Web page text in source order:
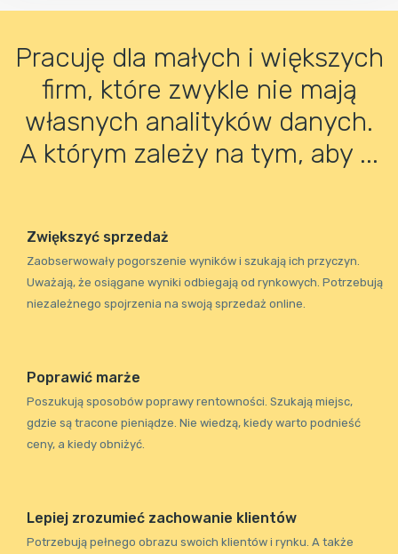
Pracuję dla małych i większych
firm, które zwykle nie mają
własnych analityków danych.
A którym zależy na tym, aby ...
Zwiększyć sprzedaż
Zaobserwowały pogorszenie wyników i szukają ich przyczyn.
Uważają, że osiągane wyniki odbiegają od rynkowych. Potrzebują
niezależnego spojrzenia na swoją sprzedaż online.
Poprawić marże
Poszukują sposobów poprawy rentowności. Szukają miejsc,
gdzie są tracone pieniądze. Nie wiedzą, kiedy warto podnieść
ceny, a kiedy obniżyć.
Lepiej zrozumieć zachowanie klientów
Potrzebują pełnego obrazu swoich klientów i rynku. A także